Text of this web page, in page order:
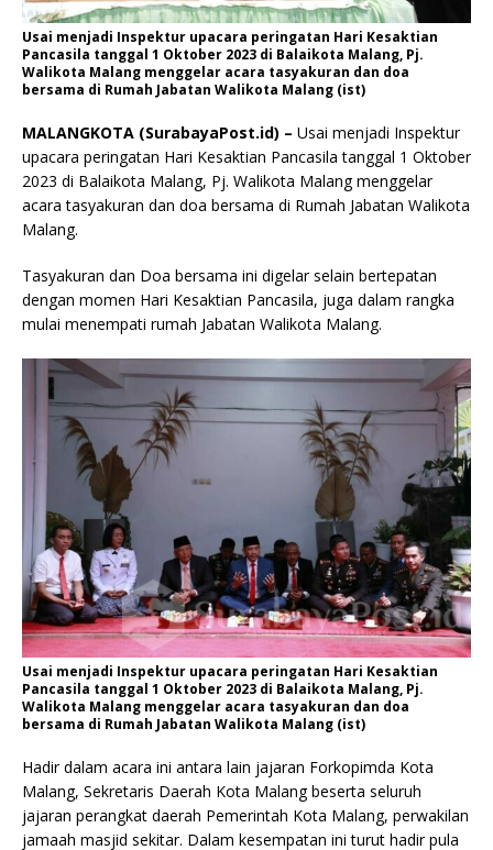
Usai menjadi Inspektur upacara peringatan Hari Kesaktian
Pancasila tanggal 1 Oktober 2023 di Balaikota Malang, Pj.
Walikota Malang menggelar acara tasyakuran dan doa
bersama di Rumah Jabatan Walikota Malang (ist)
MALANGKOTA (SurabayaPost.id) – Usai menjadi Inspektur
upacara peringatan Hari Kesaktian Pancasila tanggal 1 Oktober
2023 di Balaikota Malang, Pj. Walikota Malang menggelar
acara tasyakuran dan doa bersama di Rumah Jabatan Walikota
Malang.
Tasyakuran dan Doa bersama ini digelar selain bertepatan
dengan momen Hari Kesaktian Pancasila, juga dalam rangka
mulai menempati rumah Jabatan Walikota Malang.
Usai menjadi Inspektur upacara peringatan Hari Kesaktian
Pancasila tanggal 1 Oktober 2023 di Balaikota Malang, Pj.
Walikota Malang menggelar acara tasyakuran dan doa
bersama di Rumah Jabatan Walikota Malang (ist)
Hadir dalam acara ini antara lain jajaran Forkopimda Kota
Malang, Sekretaris Daerah Kota Malang beserta seluruh
jajaran perangkat daerah Pemerintah Kota Malang, perwakilan
jamaah masjid sekitar. Dalam kesempatan ini turut hadir pula